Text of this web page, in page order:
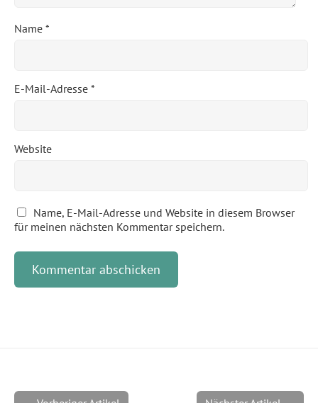
Name *
E-Mail-Adresse *
Website
Name, E-Mail-Adresse und Website in diesem Browser
für meinen nächsten Kommentar speichern.